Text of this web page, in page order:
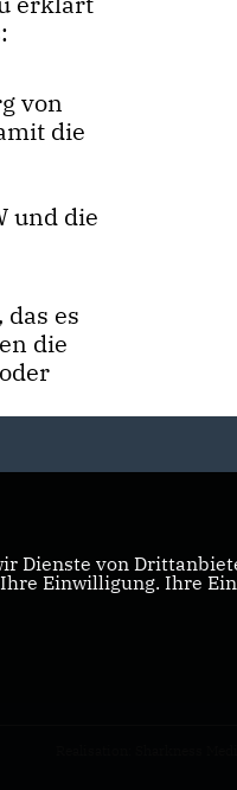
von
die
und die
es
die
Dienste von
Einwilligung. Ihre